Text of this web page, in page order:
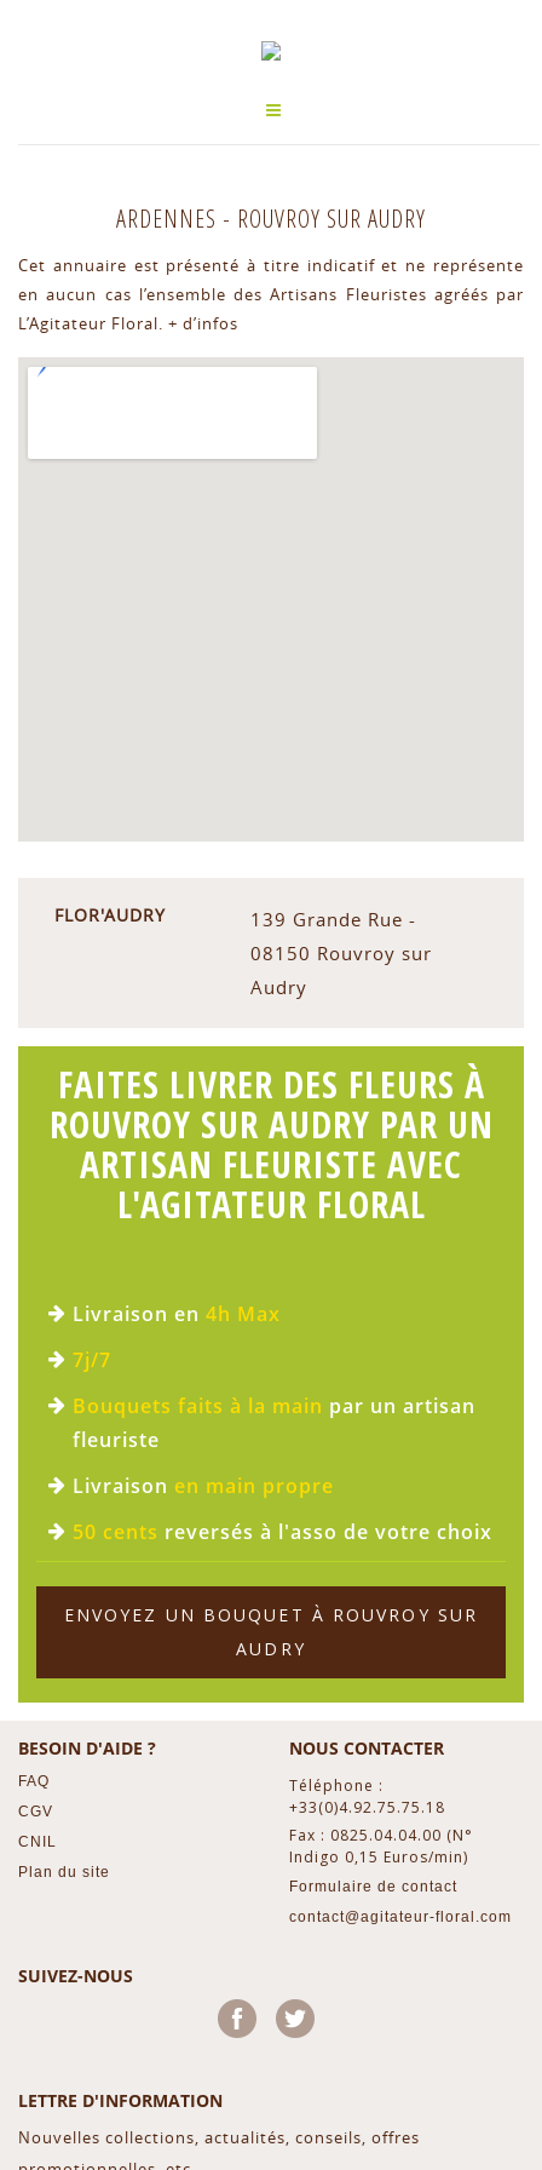
ARDENNES - ROUVROY SUR AUDRY
Cet annuaire est présenté à titre indicatif et ne représente
en aucun cas l’ensemble des Artisans Fleuristes agréés par
L’Agitateur Floral. + d’infos
FLOR'AUDRY
139 Grande Rue -
08150 Rouvroy sur
Audry
FAITES LIVRER DES FLEURS À
ROUVROY SUR AUDRY PAR UN
ARTISAN FLEURISTE AVEC
L'AGITATEUR FLORAL
Livraison en 4h Max
7j/7
Bouquets faits à la main par un artisan
fleuriste
Livraison en main propre
50 cents reversés à l'asso de votre choix
ENVOYEZ UN BOUQUET À ROUVROY SUR
AUDRY
BESOIN D'AIDE ?
FAQ
CGV
CNIL
Plan du site
NOUS CONTACTER
Téléphone :
+33(0)4.92.75.75.18
Fax : 0825.04.04.00 (N°
Indigo 0,15 Euros/min)
Formulaire de contact
contact@agitateur-floral.com
SUIVEZ-NOUS
Facebook
LETTRE D'INFORMATION
Nouvelles collections, actualités, conseils, offres